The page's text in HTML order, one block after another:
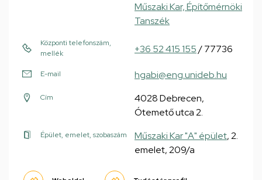
Műszaki Kar, Építőmérnöki
Tanszék
Központi telefonszám,
mellék
+36 52 415 155/ 77736
E-mail hgabi@eng.unideb.hu
Cím
4028 Debrecen,
Ótemető utca 2.
Épület, emelet, szobaszám Műszaki Kar "A" épület, 2.
emelet, 209/a